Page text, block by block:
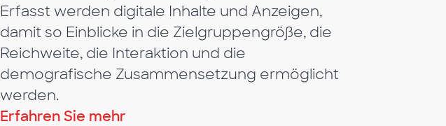
Erfasst werden digitale Inhalte und Anzeigen,
damit so Einblicke in die Zielgruppengröße, die
Reichweite, die Interaktion und die
demografische Zusammensetzung ermöglicht
werden.
Erfahren Sie mehr